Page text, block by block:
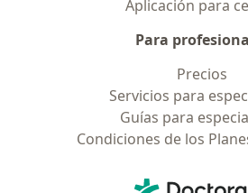
Aplicación para
Para
Precios
Servicios para
Guías para
Condiciones de los